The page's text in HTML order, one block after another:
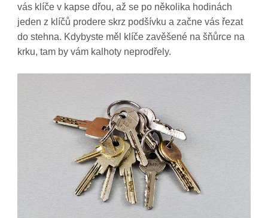
vás klíče v kapse dřou, až se po několika hodinách
jeden z klíčů prodere skrz podšívku a začne vás řezat
do stehna. Kdybyste měl klíče zavěšené na šňůrce na
krku, tam by vám kalhoty neprodřely.